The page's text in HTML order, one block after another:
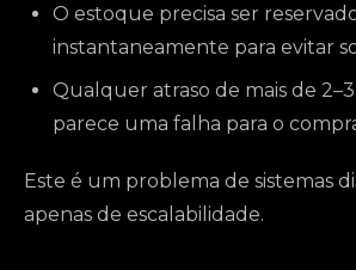
O estoque precisa ser
instantaneamente para evitar
Qualquer atraso de mais de
parece uma falha para o
Este é um problema de sistemas
apenas de escalabilidade.